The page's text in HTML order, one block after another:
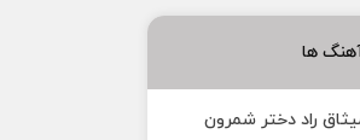
ها
راد دختر شمرون